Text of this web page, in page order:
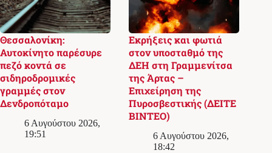
Θεσσαλονίκη:
Αυτοκίνητο παρέσυρε
πεζό κοντά σε
σιδηροδρομικές
γραμμές στον
Δενδροπόταμο
6 Αυγούστου 2026,
19:51
Εκρήξεις και φωτιά
στον υποσταθμό της
ΔΕΗ στη Γραμμενίτσα
της Άρτας –
Επιχείρηση της
Πυροσβεστικής (ΔΕΙΤΕ
ΒΙΝΤΕΟ)
6 Αυγούστου 2026,
18:42